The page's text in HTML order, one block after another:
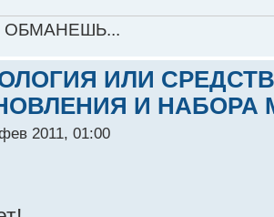
ОБМАНЕШЬ...
ИЛИ
И НАБОРА
2011, 01:00